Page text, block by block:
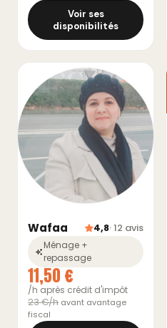
Voir ses
disponibilités
Wafaa 4,8· 12 avis
Ménage +
repassage
11,50 €
/h après crédit d'impôt
23 €/h avant avantage
fiscal